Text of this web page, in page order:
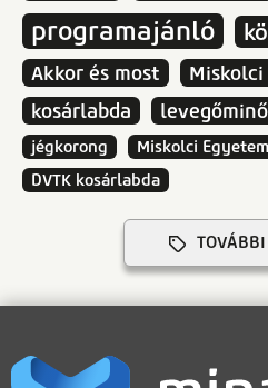
programajánló
Akkor és most
Miskolci
kosárlabda
jégkorong
Miskolci Egyetem
DVTK kosárlabda